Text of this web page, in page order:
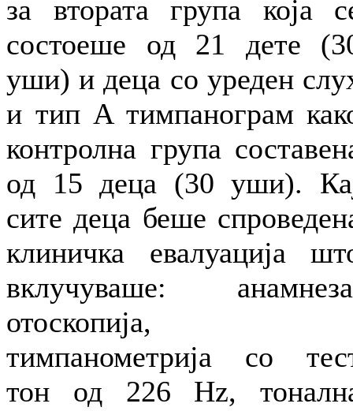
за втората група која
состоеше од 21 дете
уши) и деца со уреден
и тип A тимпанограм
контролна група
од 15 деца (30 уши).
сите деца беше
клиничка евалуација
вклучуваше:
отоскопија,
тимпанометрија со
тон од 226 Hz,